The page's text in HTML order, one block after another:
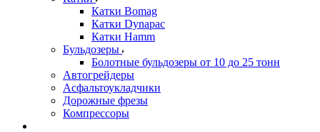
Катки Bomag
Катки Dynapac
Катки Hamm
Бульдозеры
Болотные бульдозеры от 10 до 25 тонн
Автогрейдеры
Асфальтоукладчики
Дорожные фрезы
Компрессоры